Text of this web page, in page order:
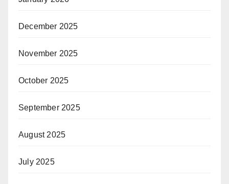
December 2025
November 2025
October 2025
September 2025
August 2025
July 2025